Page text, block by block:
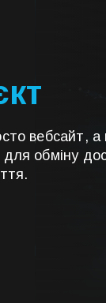
вебсайт,
обміну